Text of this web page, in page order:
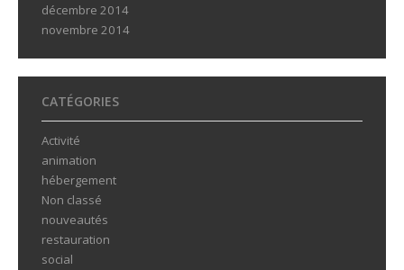
décembre 2014
novembre 2014
CATÉGORIES
Activité
animation
hébergement
Non classé
nouveautés
restauration
social